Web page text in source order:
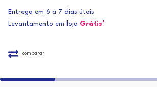
Entrega em 6 a 7 dias úteis
Levantamento em loja Grátis*
comparar